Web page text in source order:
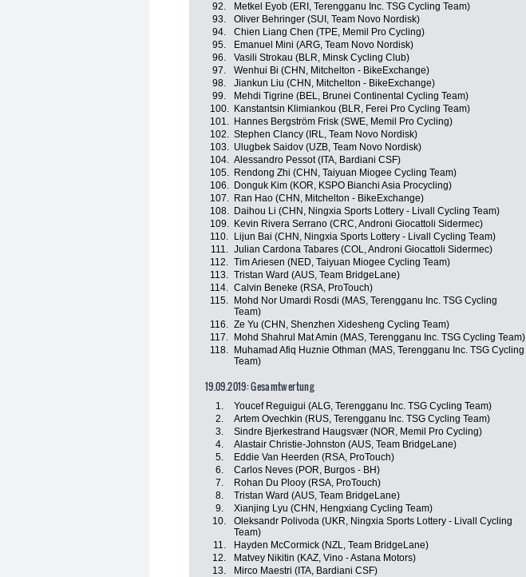
92.
Metkel Eyob (ERI, Terengganu Inc. TSG Cycling Team)
93.
Oliver Behringer (SUI, Team Novo Nordisk)
94.
Chien Liang Chen (TPE, Memil Pro Cycling)
95.
Emanuel Mini (ARG, Team Novo Nordisk)
96.
Vasili Strokau (BLR, Minsk Cycling Club)
97.
Wenhui Bi (CHN, Mitchelton - BikeExchange)
98.
Jiankun Liu (CHN, Mitchelton - BikeExchange)
99.
Mehdi Tigrine (BEL, Brunei Continental Cycling Team)
100.
Kanstantsin Klimiankou (BLR, Ferei Pro Cycling Team)
101.
Hannes Bergström Frisk (SWE, Memil Pro Cycling)
102. Stephen Clancy (IRL, Team Novo Nordisk)
103. Ulugbek Saidov (UZB, Team Novo Nordisk)
104. Alessandro Pessot (ITA, Bardiani CSF)
105.
Rendong Zhi (CHN, Taiyuan Miogee Cycling Team)
106.
Donguk Kim (KOR, KSPO Bianchi Asia Procycling)
107.
Ran Hao (CHN, Mitchelton - BikeExchange)
108.
Daihou Li (CHN, Ningxia Sports Lottery - Livall Cycling Team)
109.
Kevin Rivera Serrano (CRC, Androni Giocattoli Sidermec)
110.
Lijun Bai (CHN, Ningxia Sports Lottery - Livall Cycling Team)
111. Julian Cardona Tabares (COL, Androni Giocattoli Sidermec)
112. Tim Ariesen (NED, Taiyuan Miogee Cycling Team)
113. Tristan Ward (AUS, Team BridgeLane)
114. Calvin Beneke (RSA, ProTouch)
115.
Mohd Nor Umardi Rosdi (MAS, Terengganu Inc. TSG Cycling
Team)
116. Ze Yu (CHN, Shenzhen Xidesheng Cycling Team)
117.
Mohd Shahrul Mat Amin (MAS, Terengganu Inc. TSG Cycling Team)
118.
Muhamad Afiq Huznie Othman (MAS, Terengganu Inc. TSG Cycling
Team)
19.09.2019: Gesamtwertung
1. Youcef Reguigui (ALG, Terengganu Inc. TSG Cycling Team)
2.
Artem Ovechkin (RUS, Terengganu Inc. TSG Cycling Team)
3.
Sindre Bjerkestrand Haugsvær (NOR, Memil Pro Cycling)
4.
Alastair Christie-Johnston (AUS, Team BridgeLane)
5.
Eddie Van Heerden (RSA, ProTouch)
6.
Carlos Neves (POR, Burgos - BH)
7.
Rohan Du Plooy (RSA, ProTouch)
8.
Tristan Ward (AUS, Team BridgeLane)
9.
Xianjing Lyu (CHN, Hengxiang Cycling Team)
10.
Oleksandr Polivoda (UKR, Ningxia Sports Lottery - Livall Cycling
Team)
11. Hayden McCormick (NZL, Team BridgeLane)
12.
Matvey Nikitin (KAZ, Vino - Astana Motors)
13.
Mirco Maestri (ITA, Bardiani CSF)